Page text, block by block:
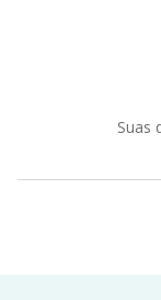
Suas